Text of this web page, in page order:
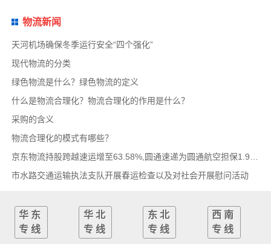
物流新闻
天河机场确保冬季运行安全“四个强化”
现代物流的分类
绿色物流是什么？绿色物流的定义
什么是物流合理化？物流合理化的作用是什么？
采购的含义
物流合理化的模式有哪些？
市水路交通运输执法支队开展春运检查以及对社会开展慰问活动
华东
专线
华北
专线
东北
专线
西南
专线